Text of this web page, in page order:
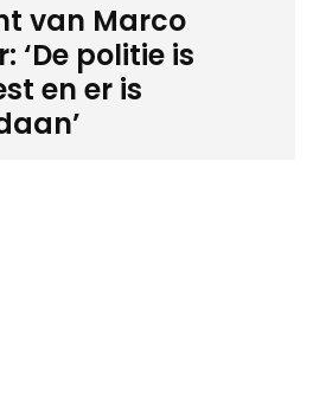
van Marco
‘De politie is
en er is